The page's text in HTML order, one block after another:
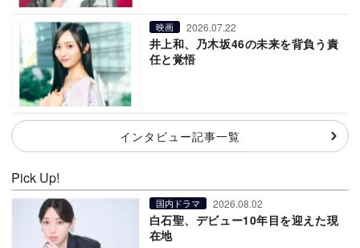
映画 2026.07.22
井上和、乃木坂46の未来を背負う責
任と覚悟
インタビュー記事一覧
Pick Up!
国内ドラマ 2026.08.02
白石聖、デビュー10年目を迎えた現
在地